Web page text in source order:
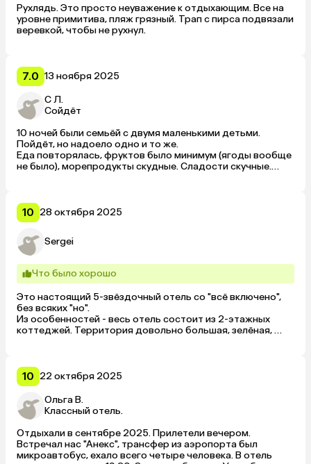
Рухлядь. Это просто неуважение к отдыхающим. Все на
уровне примитива, пляж грязный. Трап с пирса подвязали
веревкой, чтобы не рухнул.
7.0 13 ноября 2025
С Л.
Сойдёт
10 ночей были семьёй с двумя маленькими детьми.
Пойдёт, но надоело одно и то же.
Еда повторялась, фруктов было минимум (ягоды вообще
не было), морепродукты скудные. Сладости скучные.
Анимация бедная, игровая площадка маленькая.
Вход в море — огромные скользкие камни, с детьми
заходить сложно. Пляж почти не убирают: всюду бычки,
мусор в песке (в песко-гальке).
Территория зелёная, приятная.
Бассейны не подогреваются, как купать маленьких детей
в холодной воде — непонятно.
Ну так, короче, на раз. Дорого.
10 28 октября 2025
Sergei
Что было хорошо
Это настоящий 5-звёздочный отель со "всё включено",
без всяких "но".
Из особенностей - весь отель состоит из 2-этажных
коттеджей. Территория довольно большая, зелёная,
может показаться слишком тихим, но есть теннисный
корт, ещё какие-то спортивные площадки, дискотека.
Пляж собственный, песчанный (видимо, насыпан
искусственно), с лежаками, в море - галька.
10 22 октября 2025
Ольга В.
Классный отель.
Отдыхали в сентябре 2025. Прилетели вечером.
Встречал нас "Анекс", трансфер из аэропорта был
микроавтобус, ехало всего четыре человека. В отель